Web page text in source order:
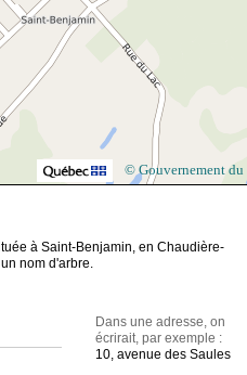
© Gouvernement du
à Saint-Benjamin, en Chaudière-
nom d'arbre.
Dans une adresse, on
écrirait, par exemple :
10, avenue des Saules